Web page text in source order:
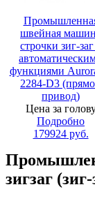
швейная
строчки зиг-
функциями
2284-D3
привод)
Цена за
Подробно
179924руб.
зигзаг (зиг-